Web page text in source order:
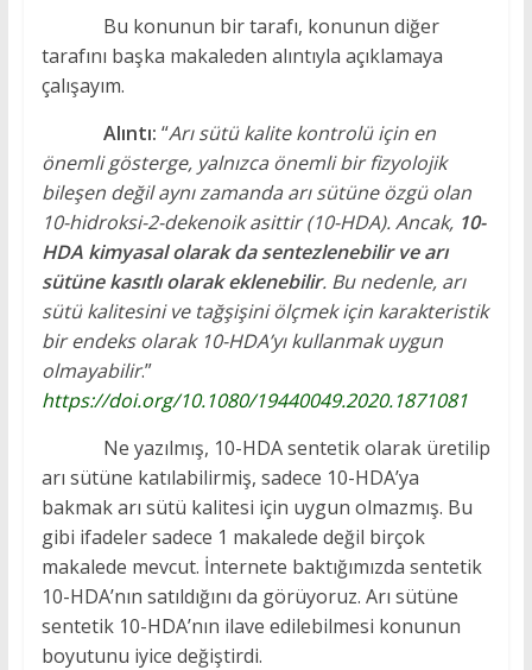
Bu konunun bir tarafı, konunun diğer
tarafını başka makaleden alıntıyla açıklamaya
çalışayım.
Alıntı: “Arı sütü kalite kontrolü için en
önemli gösterge, yalnızca önemli bir fizyolojik
bileşen değil aynı zamanda arı sütüne özgü olan
10-hidroksi-2-dekenoik asittir (10-HDA). Ancak, 10-
HDA kimyasal olarak da sentezlenebilir ve arı
sütüne kasıtlı olarak eklenebilir. Bu nedenle, arı
sütü kalitesini ve tağşişini ölçmek için karakteristik
bir endeks olarak 10-HDA’yı kullanmak uygun
olmayabilir.”
https://doi.org/10.1080/19440049.2020.1871081
Ne yazılmış, 10-HDA sentetik olarak üretilip
arı sütüne katılabilirmiş, sadece 10-HDA’ya
bakmak arı sütü kalitesi için uygun olmazmış. Bu
gibi ifadeler sadece 1 makalede değil birçok
makalede mevcut. İnternete baktığımızda sentetik
10-HDA’nın satıldığını da görüyoruz. Arı sütüne
sentetik 10-HDA’nın ilave edilebilmesi konunun
boyutunu iyice değiştirdi.